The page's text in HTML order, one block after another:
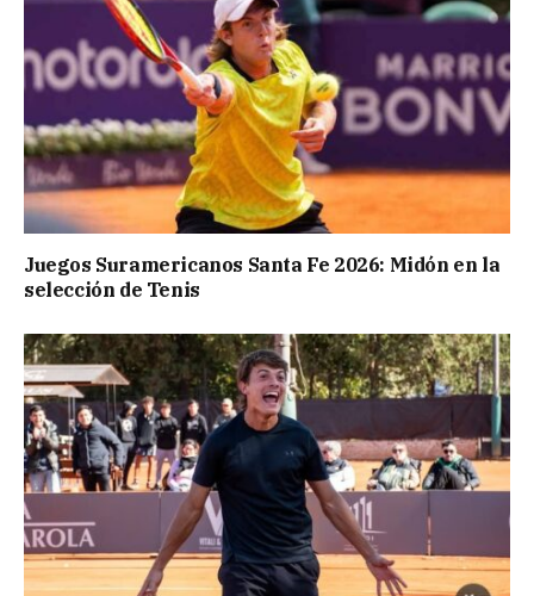
Juegos Suramericanos Santa Fe 2026: Midón en la
selección de Tenis